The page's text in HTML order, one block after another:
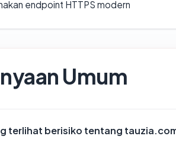
endpoint HTTPS modern
Umum
terlihat berisiko tentang